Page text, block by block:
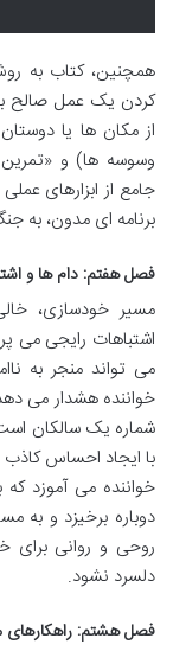
همچنین، کتاب به
کردن یک عمل صالح
از مکان ها یا
وسوسه ها) و «تمرین
جامع از ابزارهای
برنامه ای مدون، به
فصل هفتم: دام ها و
مسیر خودسازی،
اشتباهات رایجی می
می تواند منجر به
خواننده هشدار می
شماره یک سالکان است
با ایجاد احساس کاذب
خواننده می آموزد
دوباره برخیزد و به
روحی و روانی برای
دلسرد نشود.
فصل هشتم: راهکارهای